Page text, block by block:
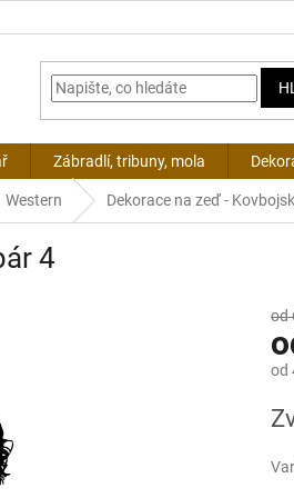
Zábradlí, tribuny, mola
Western Dekorace na zeď -
4
od
od